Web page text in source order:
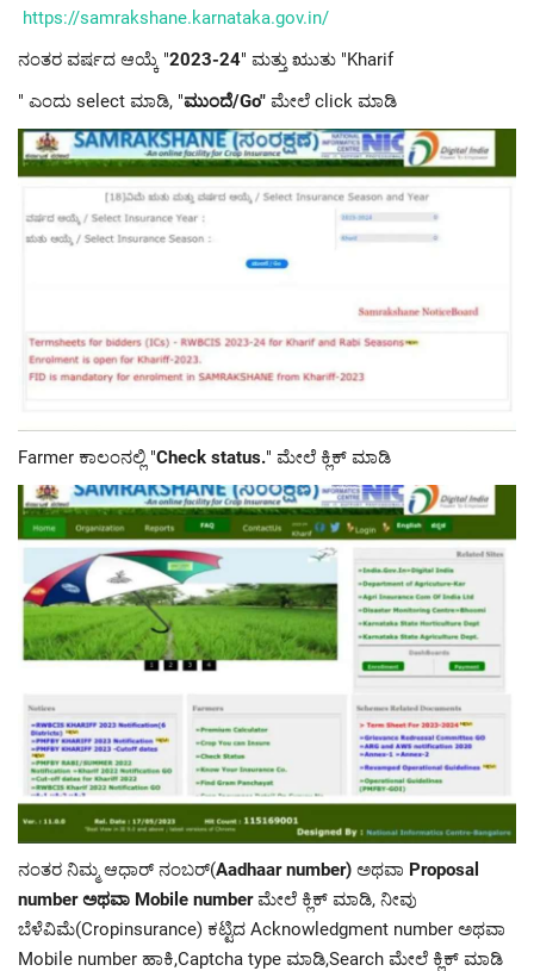
https://samrakshane.karnataka.gov.in/
ನಂತರ ವರ್ಷದ ಆಯ್ಕೆ "2023-24" ಮತ್ತು ಋುತು "Kharif
" ಎಂದು select ಮಾಡಿ, "ಮುಂದೆ/Go" ಮೇಲೆ click ಮಾಡಿ
Farmer ಕಾಲಂನಲ್ಲಿ "Check status." ಮೇಲೆ ಕ್ಲಿಕ್ ಮಾಡಿ
ನಂತರ ನಿಮ್ಮ ಆಧಾರ್ ನಂಬರ್(Aadhaar number) ಅಥವಾ Proposal
number ಅಥವಾ Mobile numberಮೇಲೆ ಕ್ಲಿಕ್ ಮಾಡಿ, ನೀವು
ಬೆಳೆವಿಮೆ(Cropinsurance) ಕಟ್ಟಿದ Acknowledgment number ಅಥವಾ
Mobile number ಹಾಕಿ,Captcha type ಮಾಡಿ,Search ಮೇಲೆ ಕ್ಲಿಕ್ ಮಾಡಿ